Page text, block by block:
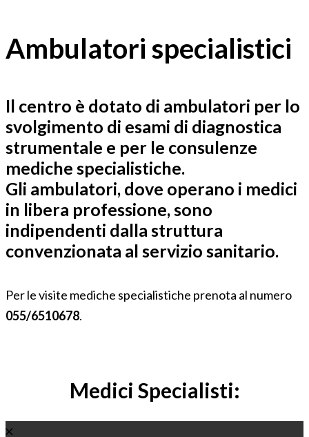
Ambulatori specialistici
Il centro è dotato di ambulatori per lo
svolgimento di esami di diagnostica
strumentale e per le consulenze
mediche specialistiche.
Gli ambulatori, dove operano i medici
in libera professione, sono
indipendenti dalla struttura
convenzionata al servizio sanitario.
Per le visite mediche specialistiche prenota al numero
055/6510678.
Medici Specialisti: